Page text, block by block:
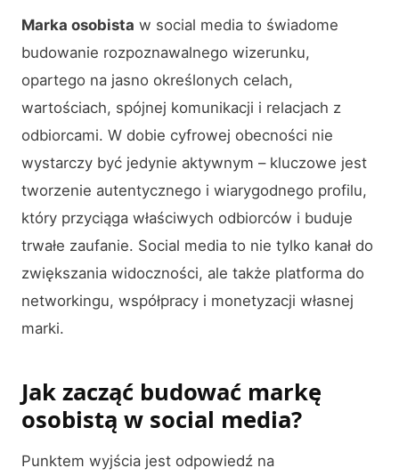
Marka osobista w social media to świadome
budowanie rozpoznawalnego wizerunku,
opartego na jasno określonych celach,
wartościach, spójnej komunikacji i relacjach z
odbiorcami. W dobie cyfrowej obecności nie
wystarczy być jedynie aktywnym – kluczowe jest
tworzenie autentycznego i wiarygodnego profilu,
który przyciąga właściwych odbiorców i buduje
trwałe zaufanie. Social media to nie tylko kanał do
zwiększania widoczności, ale także platforma do
networkingu, współpracy i monetyzacji własnej
marki.
Jak zacząć budować markę
osobistą w social media?
Punktem wyjścia jest odpowiedź na